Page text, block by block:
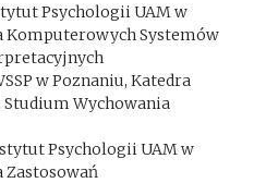
Psychologii UAM w
Komputerowych Systemów
w Poznaniu, Katedra
Studium Wychowania
Psychologii UAM w
Zastosowań